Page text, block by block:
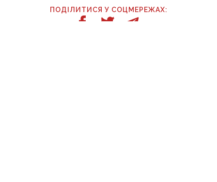
ПОДІЛИТИСЯ У СОЦМЕРЕЖАХ: